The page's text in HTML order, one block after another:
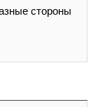
стороны